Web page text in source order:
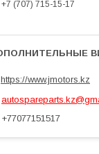
+7 (707) 715-15-17
https://www.jmotors.kz
+77077151517